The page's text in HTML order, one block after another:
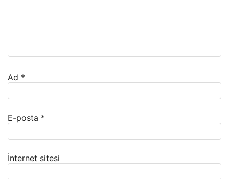
Ad *
E-posta *
İnternet sitesi